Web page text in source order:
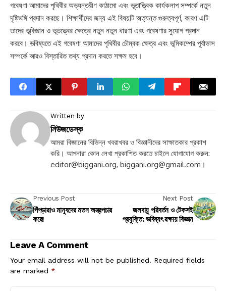
গবেষণা আমাদের পৃথিবীর অভ্যন্তরীণ কাঠামো এবং ভূতাত্ত্বিক কার্যকলাপ সম্পর্কে নতুন
দৃষ্টিভঙ্গি প্রদান করছে। শিক্ষার্থীদের জন্য এই বিষয়টি অত্যন্ত গুরুত্বপূর্ণ, কারণ এটি
তাদের ভূবিজ্ঞান ও ভূতত্ত্বের ক্ষেত্রে নতুন নতুন ধারণা এবং গবেষণার সুযোগ প্রদান
করবে। ভবিষ্যতে এই গবেষণা আমাদের পৃথিবীর চৌম্বক ক্ষেত্র এবং ভূমিকম্পের পূর্বাভাস
সম্পর্কে আরও বিস্তারিত তথ্য প্রদান করতে সক্ষম হবে।
Written by
নিউজডেস্ক
আমরা বিজ্ঞানের বিভিন্ন খবরাখবর ও বিজ্ঞানীদের সাক্ষাতকার প্রকাশ
করি। আপনারা কোন লেখা প্রকাশিত করতে চাইলে যোগাযোগ করুন:
editor@biggani.org, biggani.org@gmail.com ।
Previous Post
পিঁপড়ারাও মানুষদের মতন অস্ত্রপচার
করে!
Next Post
জলবায়ু পরিবর্তন ও টেকসই
প্রযুক্তি: ভবিষ্যৎ রক্ষায় বিজ্ঞান
Leave A Comment
Your email address will not be published. Required fields
are marked *